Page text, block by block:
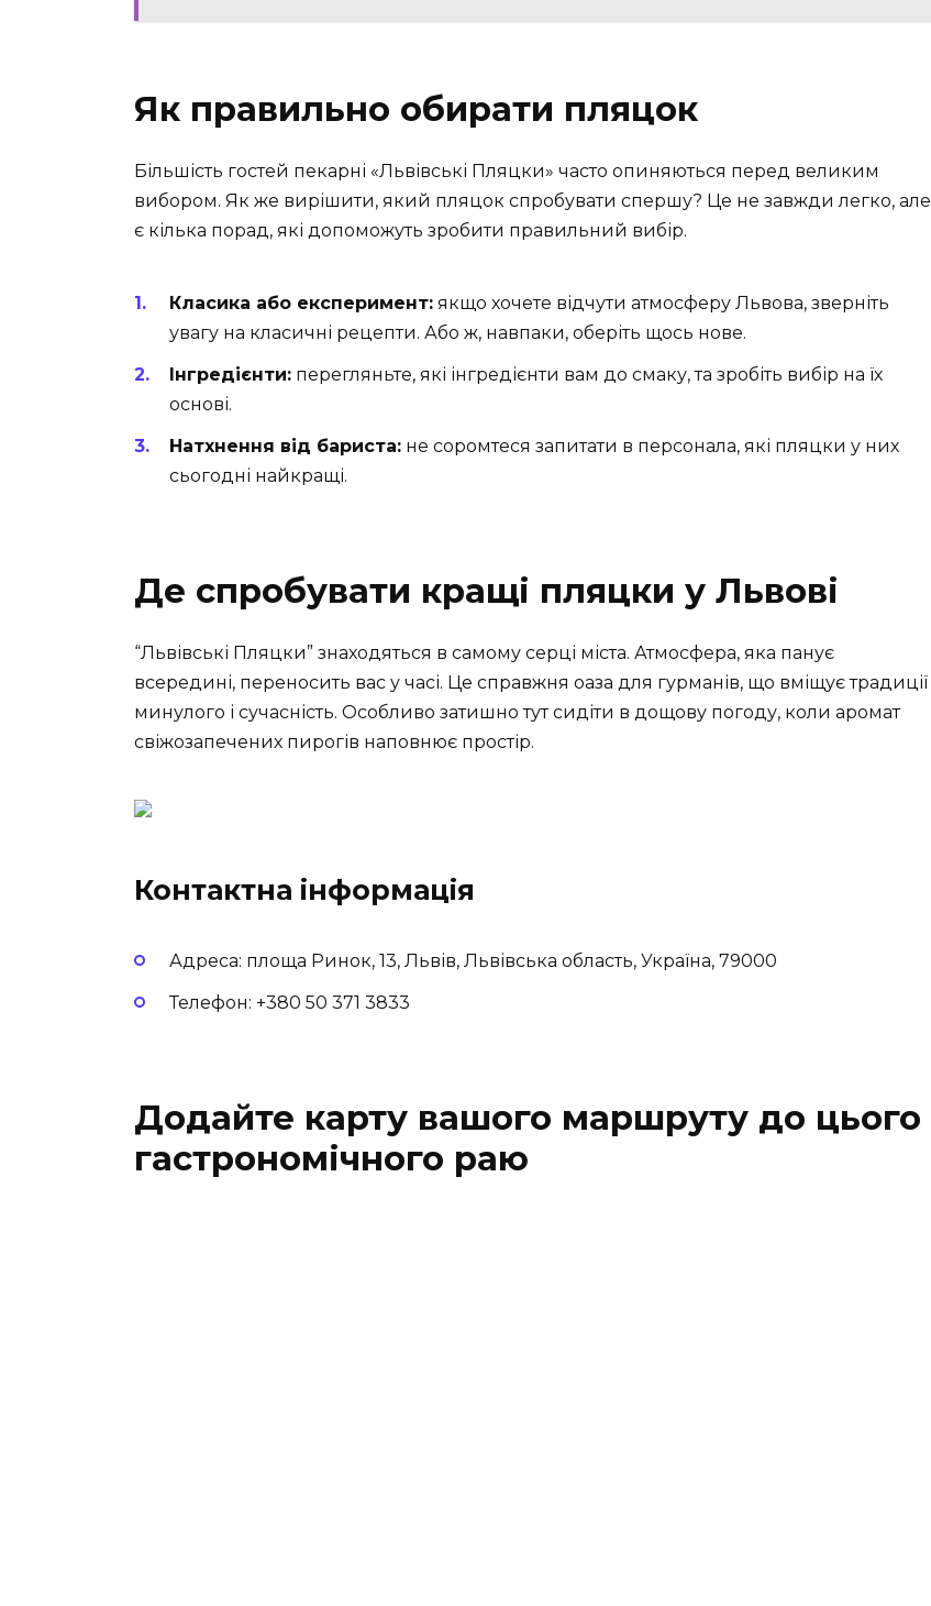
Як правильно обирати пляцок
Більшість гостей пекарні «Львівські Пляцки» часто опиняються перед великим
вибором. Як же вирішити, який пляцок спробувати спершу? Це не завжди легко, але
є кілька порад, які допоможуть зробити правильний вибір.
Класика або експеримент: якщо хочете відчути атмосферу Львова, зверніть
увагу на класичні рецепти. Або ж, навпаки, оберіть щось нове.
Інгредієнти: перегляньте, які інгредієнти вам до смаку, та зробіть вибір на їх
основі.
Натхнення від бариста: не соромтеся запитати в персонала, які пляцки у них
сьогодні найкращі.
Де спробувати кращі пляцки у Львові
“Львівські Пляцки” знаходяться в самому серці міста. Атмосфера, яка панує
всередині, переносить вас у часі. Це справжня оаза для гурманів, що вміщує традиції
минулого і сучасність. Особливо затишно тут сидіти в дощову погоду, коли аромат
свіжозапечених пирогів наповнює простір.
Контактна інформація
Адреса: площа Ринок, 13, Львів, Львівська область, Україна, 79000
Телефон: +380 50 371 3833
Додайте карту вашого маршруту до цього
гастрономічного раю